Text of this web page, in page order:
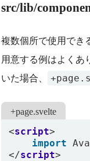
src/lib/
複数個所で使用でき
用意する例はよくあ
いた場合、
+page.svelte
<script>
import
</script>